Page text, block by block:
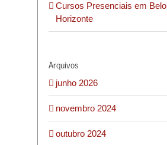
Cursos Presenciais em Belo
Horizonte
Arquivos
junho 2026
novembro 2024
outubro 2024